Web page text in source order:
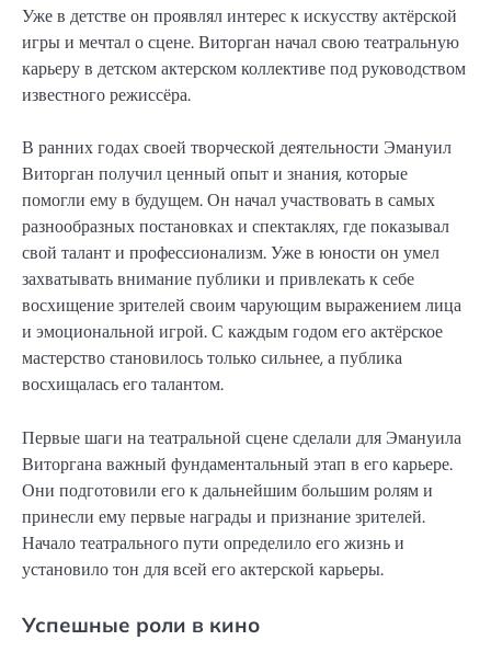
Уже в детстве он проявлял интерес к искусству актёрской
игры и мечтал о сцене. Виторган начал свою театральную
карьеру в детском актерском коллективе под руководством
известного режиссёра.
В ранних годах своей творческой деятельности Эмануил
Виторган получил ценный опыт и знания, которые
помогли ему в будущем. Он начал участвовать в самых
разнообразных постановках и спектаклях, где показывал
свой талант и профессионализм. Уже в юности он умел
захватывать внимание публики и привлекать к себе
восхищение зрителей своим чарующим выражением лица
и эмоциональной игрой. С каждым годом его актёрское
мастерство становилось только сильнее, а публика
восхищалась его талантом.
Первые шаги на театральной сцене сделали для Эмануила
Виторгана важный фундаментальный этап в его карьере.
Они подготовили его к дальнейшим большим ролям и
принесли ему первые награды и признание зрителей.
Начало театрального пути определило его жизнь и
установило тон для всей его актерской карьеры.
Успешные роли в кино